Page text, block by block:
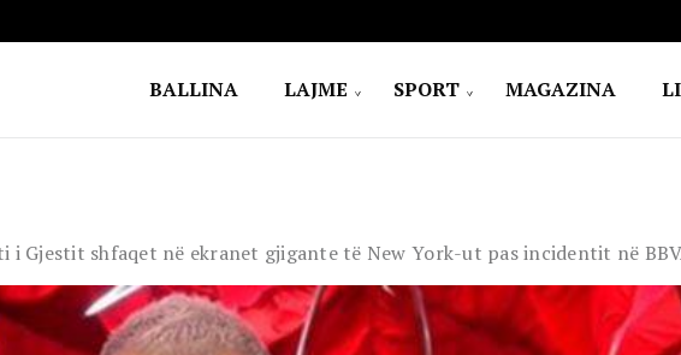
BALLINA LAJME SPORT MAGAZINA
i Gjestit shfaqet në ekranet gjigante të New York-ut pas incidentit në